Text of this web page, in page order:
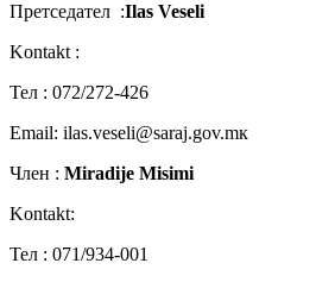
Претседател :Ilas Veseli
Kontakt :
Teл : 072/272-426
Email: ilas.veseli@saraj.gov.mк
Член : Miradije Misimi
Kontakt:
Teл : 071/934-001